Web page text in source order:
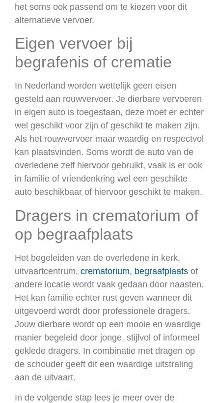
het soms ook passend om te kiezen voor dit
alternatieve vervoer.
Eigen vervoer bij
begrafenis of crematie
In Nederland worden wettelijk geen eisen
gesteld aan rouwvervoer. Je dierbare vervoeren
in eigen auto is toegestaan, deze moet er echter
wel geschikt voor zijn of geschikt te maken zijn.
Als het rouwvervoer maar waardig en respectvol
kan plaatsvinden. Soms wordt de auto van de
overledene zelf hiervoor gebruikt, vaak is er ook
in familie of vriendenkring wel een geschikte
auto beschikbaar of hiervoor geschikt te maken.
Dragers in crematorium of
op begraafplaats
Het begeleiden van de overledene in kerk,
uitvaartcentrum, crematorium, begraafplaats of
andere locatie wordt vaak gedaan door naasten.
Het kan familie echter rust geven wanneer dit
uitgevoerd wordt door professionele dragers.
Jouw dierbare wordt op een mooie en waardige
manier begeleid door jonge, stijlvol of informeel
geklede dragers. In combinatie met dragen op
de schouder geeft dit een waardige uitstraling
aan de uitvaart.
In de volgende stap lees je meer over de